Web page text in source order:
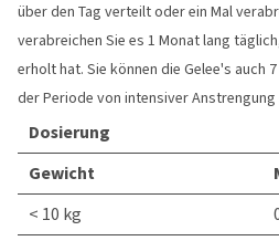
über den Tag verteilt oder ein Mal
verabreichen Sie es 1 Monat lang
erholt hat. Sie können die Gelee's auch
der Periode von intensiver Anstrengung
Dosierung
Gewicht
< 10 kg